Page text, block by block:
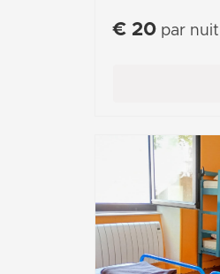
€ 20 par nuit